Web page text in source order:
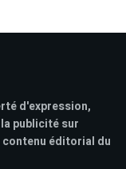
d'expression,
publicité sur
contenu éditorial du